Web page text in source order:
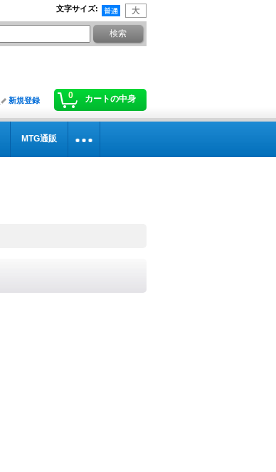
文字サイズ:
0 カートの中身
新規登録
MTG通販